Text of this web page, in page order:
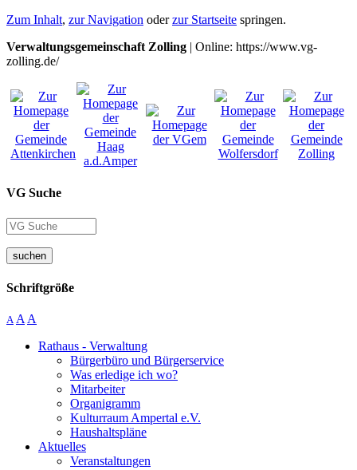
Zum Inhalt, zur Navigation oderzur Startseite springen.
Verwaltungsgemeinschaft Zolling | Online: https://www.vg-
zolling.de/
VG Suche
suchen
Schriftgröße
A A A
Rathaus - Verwaltung
Bürgerbüro und Bürgerservice
Was erledige ich wo?
Mitarbeiter
Organigramm
Kulturraum Ampertal e.V.
Haushaltspläne
Aktuelles
Veranstaltungen